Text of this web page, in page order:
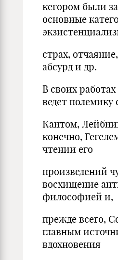
кегором были
основные
страх,
абсурд и др.
В своих
ведет полемику
Кантом,
конечно,
чтении его
произведений
восхищение
философией и,
прежде всего,
главным
вдохновения